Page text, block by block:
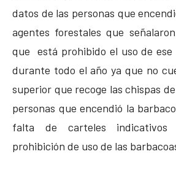
datos de las personas que
agentes forestales que
que está prohibido el uso de ese
durante todo el año ya que no
superior que recoge las chispas
personas que encendió la
falta de carteles
prohibición de uso de las